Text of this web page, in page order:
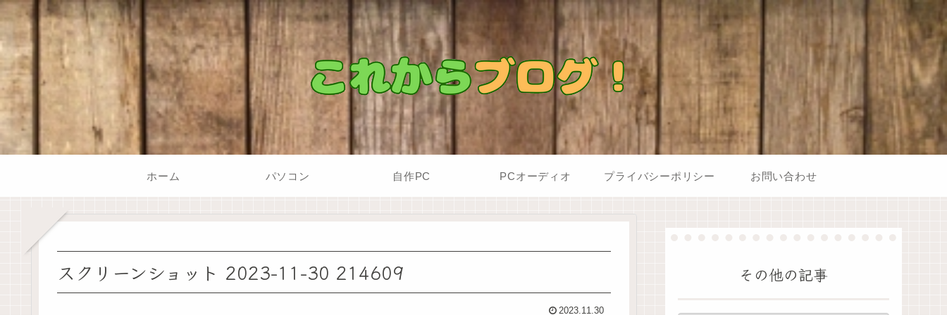
ホーム パソコン 自作PC PCオーディオ プライバシーポリシー お問い合わせ
スクリーンショット 2023-11-30 214609
2023.11.30
その他の記事